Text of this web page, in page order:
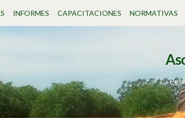
INFORMES CAPACITACIONES NORMATIVAS